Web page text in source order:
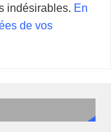
indésirables. En
de vos